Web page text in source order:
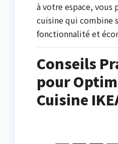
à votre espace,
cuisine qui combine
fonctionnalité et
Conseils
pour
Cuisine